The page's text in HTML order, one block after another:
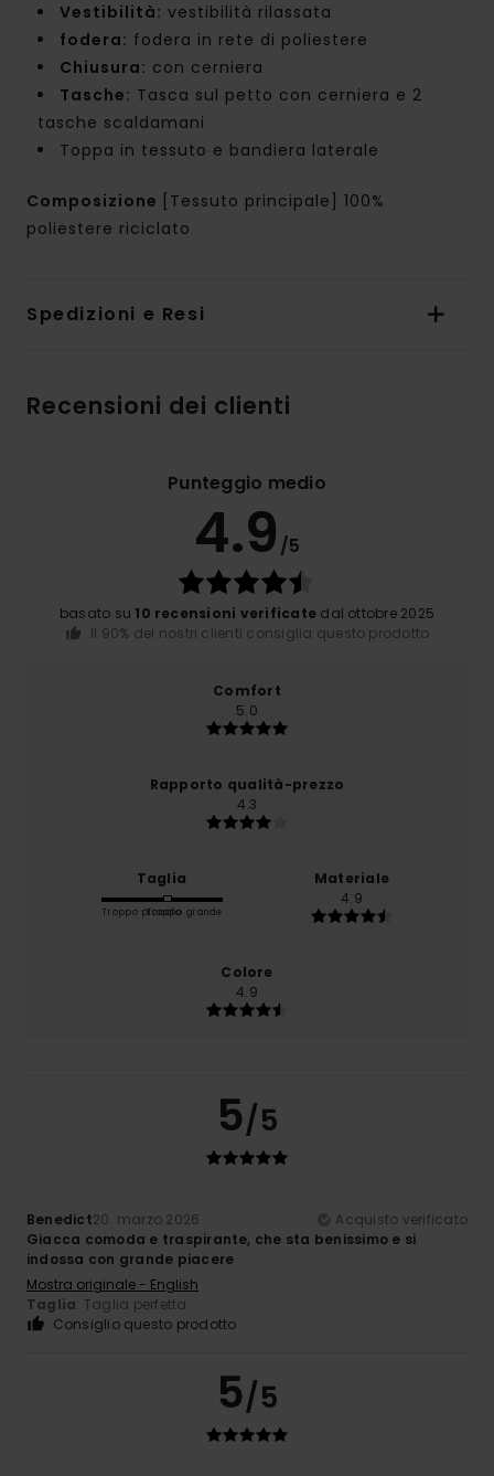
Vestibilità: vestibilità rilassata
fodera: fodera in rete di poliestere
Chiusura: con cerniera
Tasche: Tasca sul petto con cerniera e 2
tasche scaldamani
Toppa in tessuto e bandiera laterale
Composizione
[Tessuto principale] 100%
poliestere riciclato
Spedizioni e Resi
Recensioni dei clienti
Punteggio medio
4.9 /5
basato su 10 recensioni verificate dal ottobre 2025
Il 90% dei nostri clienti consiglia questo prodotto
Comfort
5.0
Rapporto qualità-prezzo
4.3
Taglia
Troppo piccoloTroppo grande
Materiale
4.9
Colore
4.9
5/5
Benedict20. marzo 2026
Acquisto verificato
Giacca comoda e traspirante, che sta benissimo e si
indossa con grande piacere
Mostra originale - English
Taglia: Taglia perfetta
Consiglio questo prodotto
5/5